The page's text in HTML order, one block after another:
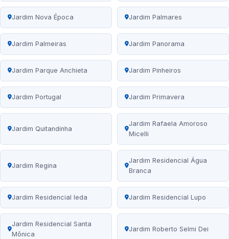
Jardim Nova Época Jardim Palmares
Jardim Palmeiras Jardim Panorama
Jardim Parque Anchieta Jardim Pinheiros
Jardim Portugal Jardim Primavera
Jardim Quitandinha
Jardim Rafaela Amoroso
Micelli
Jardim Regina
Jardim Residencial Água
Branca
Jardim Residencial Ieda Jardim Residencial Lupo
Jardim Residencial Santa
Mônica
Jardim Roberto Selmi Dei